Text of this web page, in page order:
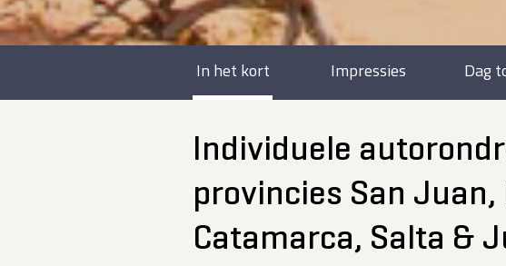
In het kort Impressies Dag
Individuele
provincies San Juan,
Catamarca, Salta &